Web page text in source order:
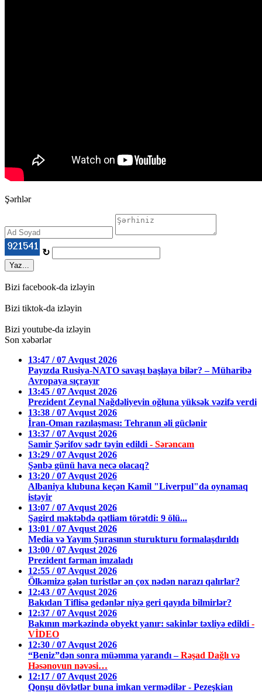
Şərhlər
↻
Yaz...
Bizi facebook-da izləyin
Bizi tiktok-da izləyin
Bizi youtube-da izləyin
Son xəbərlər
13:47 / 07 Avqust 2026
Payızda Rusiya-NATO savaşı başlaya bilər? – Müharibə
Avropaya sıçrayır
13:45 / 07 Avqust 2026
Prezident Zeynal Nağdəliyevin oğluna yüksək vəzifə verdi
13:38 / 07 Avqust 2026
İran-Oman razılaşması: Tehranın əli güclənir
13:37 / 07 Avqust 2026
Samir Şərifov sədr təyin edildi - Sərəncam
13:29 / 07 Avqust 2026
Şənbə günü hava necə olacaq?
13:20 / 07 Avqust 2026
Albaniya klubuna keçən Kamil "Liverpul"da oynamaq
istəyir
13:07 / 07 Avqust 2026
Şagird məktəbdə qətliam törətdi: 9 ölü...
13:01 / 07 Avqust 2026
Media və Yayım Şurasının sturukturu formalaşdırıldı
13:00 / 07 Avqust 2026
Prezident fərman imzaladı
12:55 / 07 Avqust 2026
Ölkəmizə gələn turistlər ən çox nədən narazı qalırlar?
12:43 / 07 Avqust 2026
Bakıdan Tiflisə gedənlər niyə geri qayıda bilmirlər?
12:37 / 07 Avqust 2026
Bakının mərkəzində obyekt yanır: sakinlər təxliyə edildi -
VİDEO
12:30 / 07 Avqust 2026
“Beniz”dən sonra müəmma yarandı –Rəşad Dağlı və
Həsənovun nəvəsi…
12:17 / 07 Avqust 2026
Qonşu dövlətlər buna imkan vermədilər - Pezeşkian